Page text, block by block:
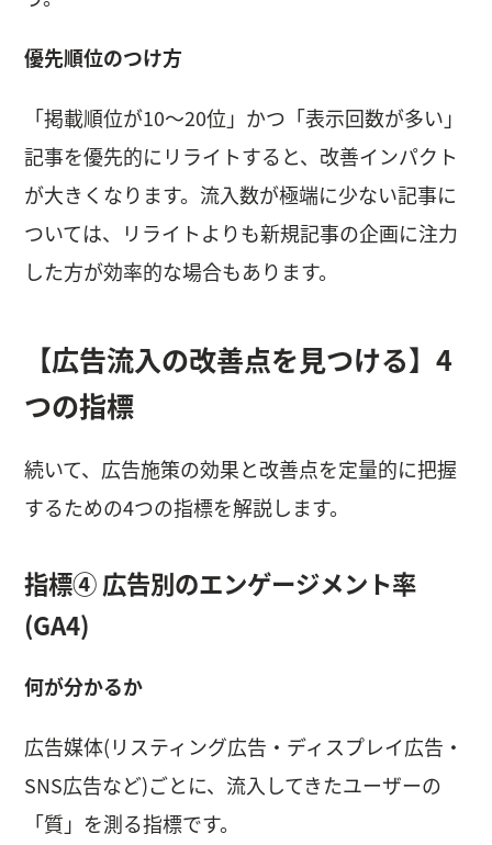
優先順位のつけ方
「掲載順位が10〜20位」かつ「表示回数が多い」
記事を優先的にリライトすると、改善インパクト
が大きくなります。流入数が極端に少ない記事に
ついては、リライトよりも新規記事の企画に注力
した方が効率的な場合もあります。
【広告流入の改善点を見つける】4
つの指標
続いて、広告施策の効果と改善点を定量的に把握
するための4つの指標を解説します。
指標④ 広告別のエンゲージメント率
(GA4)
何が分かるか
広告媒体(リスティング広告・ディスプレイ広告・
SNS広告など)ごとに、流入してきたユーザーの
「質」を測る指標です。